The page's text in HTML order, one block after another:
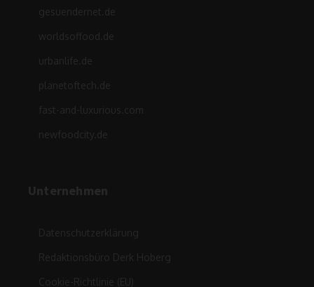
gesuendernet.de
worldsoffood.de
urbanlife.de
planetoftech.de
fast-and-luxurious.com
newfoodcity.de
Unternehmen
Datenschutzerklärung
Redaktionsbüro Derk Hoberg
Cookie-Richtlinie (EU)